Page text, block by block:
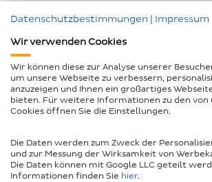
Nachunternehmer
Impressum
Geschlechtergerechte Sprache
Barrierefreiheitserklärung
Compliance
Datenschutzbestimmungen | Impressum
Wir verwenden Cookies
Wir können diese zur Analyse unserer
um unsere Webseite zu verbessern,
anzuzeigen und Ihnen ein großartiges
bieten. Für weitere Informationen zu den von
Cookies öffnen Sie die Einstellungen.
Die Daten werden zum Zweck der
und zur Messung der Wirksamkeit von
Die Daten können mit Google LLC geteilt
Informationen finden Sie hier.